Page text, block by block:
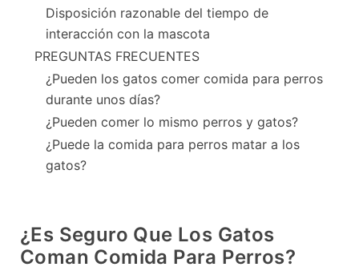
Disposición razonable del tiempo de
interacción con la mascota
PREGUNTAS FRECUENTES
¿Pueden los gatos comer comida para perros
durante unos días?
¿Pueden comer lo mismo perros y gatos?
¿Puede la comida para perros matar a los
gatos?
¿Es Seguro Que Los Gatos
Coman Comida Para Perros?